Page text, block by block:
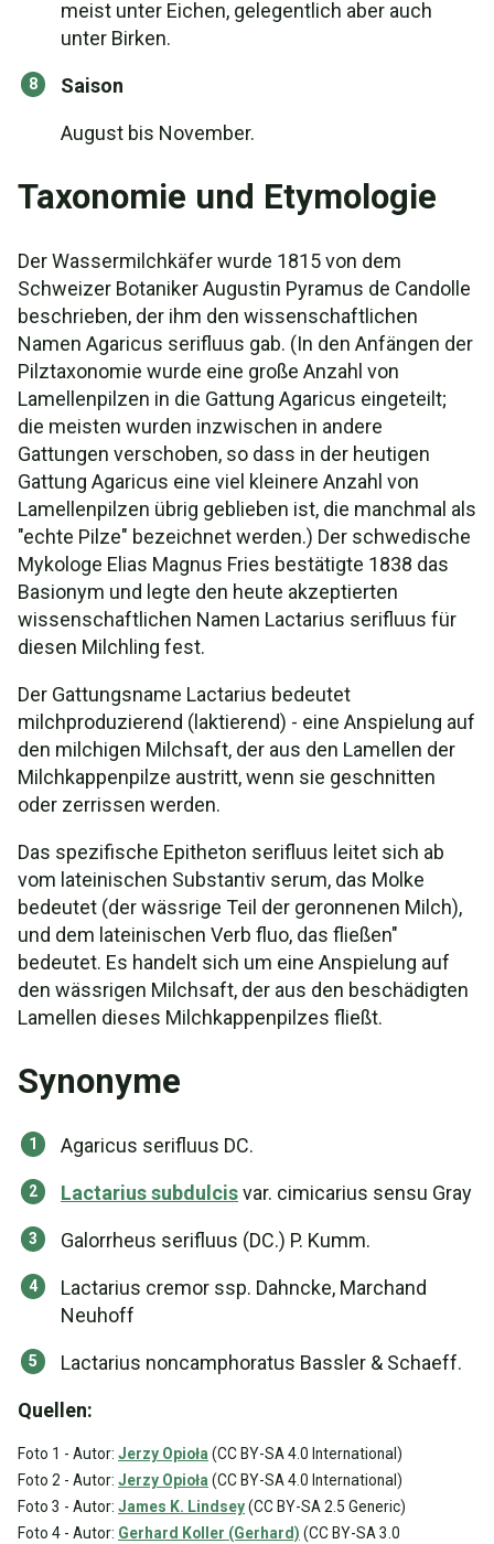
meist unter Eichen, gelegentlich aber auch
unter Birken.
Saison
August bis November.
Taxonomie und Etymologie
Der Wassermilchkäfer wurde 1815 von dem
Schweizer Botaniker Augustin Pyramus de Candolle
beschrieben, der ihm den wissenschaftlichen
Namen Agaricus serifluus gab. (In den Anfängen der
Pilztaxonomie wurde eine große Anzahl von
Lamellenpilzen in die Gattung Agaricus eingeteilt;
die meisten wurden inzwischen in andere
Gattungen verschoben, so dass in der heutigen
Gattung Agaricus eine viel kleinere Anzahl von
Lamellenpilzen übrig geblieben ist, die manchmal als
"echte Pilze" bezeichnet werden.) Der schwedische
Mykologe Elias Magnus Fries bestätigte 1838 das
Basionym und legte den heute akzeptierten
wissenschaftlichen Namen Lactarius serifluus für
diesen Milchling fest.
Der Gattungsname Lactarius bedeutet
milchproduzierend (laktierend) - eine Anspielung auf
den milchigen Milchsaft, der aus den Lamellen der
Milchkappenpilze austritt, wenn sie geschnitten
oder zerrissen werden.
Das spezifische Epitheton serifluus leitet sich ab
vom lateinischen Substantiv serum, das Molke
bedeutet (der wässrige Teil der geronnenen Milch),
und dem lateinischen Verb fluo, das fließen"
bedeutet. Es handelt sich um eine Anspielung auf
den wässrigen Milchsaft, der aus den beschädigten
Lamellen dieses Milchkappenpilzes fließt.
Synonyme
Agaricus serifluus DC.
Lactarius subdulcisvar. cimicarius sensu Gray
Galorrheus serifluus (DC.) P. Kumm.
Lactarius cremor ssp. Dahncke, Marchand
Neuhoff
Lactarius noncamphoratus Bassler & Schaeff.
Quellen:
Foto 1 - Autor: Jerzy Opioła (CC BY-SA 4.0 International)
Foto 2 - Autor: Jerzy Opioła (CC BY-SA 4.0 International)
Foto 3 - Autor: James K. Lindsey(CC BY-SA 2.5 Generic)
Foto 4 - Autor: Gerhard Koller (Gerhard) (CC BY-SA 3.0